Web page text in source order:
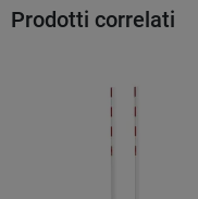
Prodotti correlati